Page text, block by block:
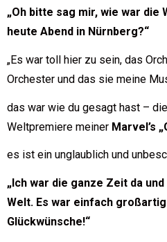
„Oh bitte sag mir, wie war
heute Abend in Nürnberg?“
„Es war toll hier zu sein, das
Orchester und das sie meine
das war wie du gesagt hast –
Weltpremiere meiner Marvel’s
es ist ein unglaublich und
„Ich war die ganze Zeit da
Welt. Es war einfach
Glückwünsche!“